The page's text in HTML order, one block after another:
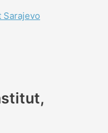
Sarajevo